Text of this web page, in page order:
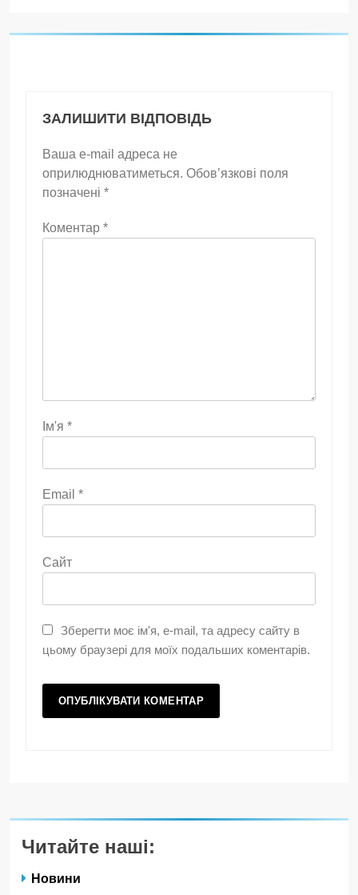
ЗАЛИШИТИ ВІДПОВІДЬ
Ваша e-mail адреса не
оприлюднюватиметься. Обов’язкові поля
позначені *
Коментар *
Ім'я *
Email *
Сайт
Зберегти моє ім'я, e-mail, та адресу сайту в
цьому браузері для моїх подальших коментарів.
Читайте наші:
Новини